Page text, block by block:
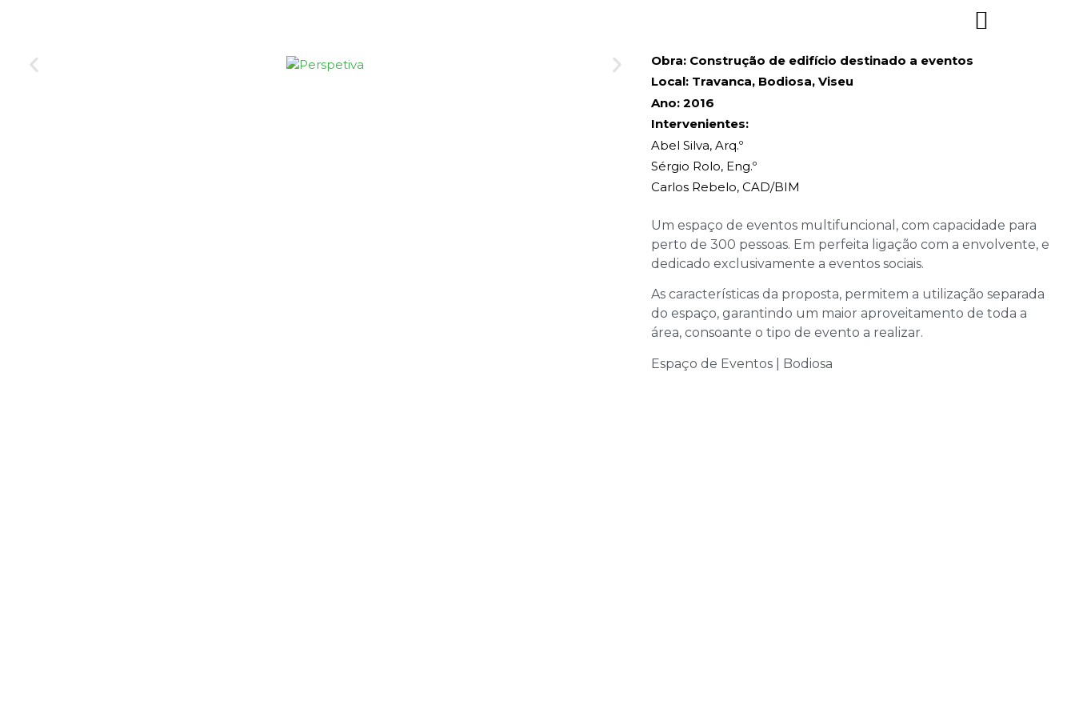
Obra: Construção de edifício destinado a eventos
Local: Travanca, Bodiosa, Viseu
Ano: 2016
Intervenientes:
Abel Silva, Arq.º
Sérgio Rolo, Eng.º
Carlos Rebelo, CAD/BIM
Um espaço de eventos multifuncional, com capacidade para
perto de 300 pessoas. Em perfeita ligação com a envolvente, e
dedicado exclusivamente a eventos sociais.
As características da proposta, permitem a utilização separada
do espaço, garantindo um maior aproveitamento de toda a
área, consoante o tipo de evento a realizar.
Espaço de Eventos | Bodiosa